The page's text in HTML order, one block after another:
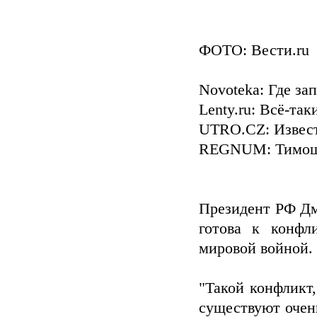
ФОТО: Вести.ru
Novoteka: Где
Lenty.ru: Всё-
UTRO.CZ:
REGNUM:
Президент РФ
готова к
мировой войной.
"Такой
существуют